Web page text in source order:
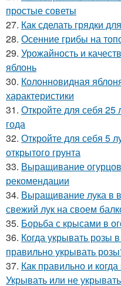
простые советы
27. Как сделать грядки
28. Осенние грибы на
29. Урожайность и
яблонь
30. Колонновидная
характеристики
31. Откройте для себя 25
года
32. Откройте для себя 5
открытого грунта
33. Выращивание
рекомендации
34. Выращивание лука в
свежий лук на своем
35. Борьба с крысами в
36. Когда укрывать розы
правильно укрывать
37. Как правильно и
Укрывать или не